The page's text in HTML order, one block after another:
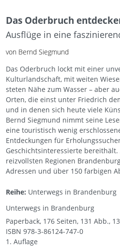
Das Oderbruch
Ausflüge in eine
von Bernd Siegmund
Das Oderbruch lockt mit einer
Kulturlandschaft, mit weiten
steten Nähe zum Wasser – aber
Orten, die einst unter Friedrich
und in denen sich heute viele
Bernd Siegmund nimmt seine
eine touristisch wenig
Entdeckungen für
Geschichtsinteressierte
reizvollsten Regionen
Adressen und über 150 farbigen
Reihe: Unterwegs in Brandenburg
Unterwegs in Brandenburg
Paperback, 176 Seiten, 131 Abb.,
ISBN 978-3-86124-747-0
1. Auflage